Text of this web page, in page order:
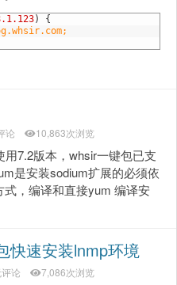
)
{
论 10,863次浏览
7.2版本，whsir一键包已支
是安装sodium扩展的必须依
，编译和直接yum 编译安
快速安装lnmp环境
论 7,086次浏览